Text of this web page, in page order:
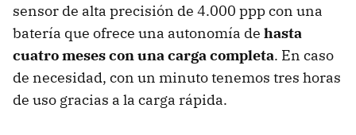
sensor de alta precisión de 4.000 ppp con una
batería que ofrece una autonomía de hasta
cuatro meses con una carga completa. En caso
de necesidad, con un minuto tenemos tres horas
de uso gracias a la carga rápida.